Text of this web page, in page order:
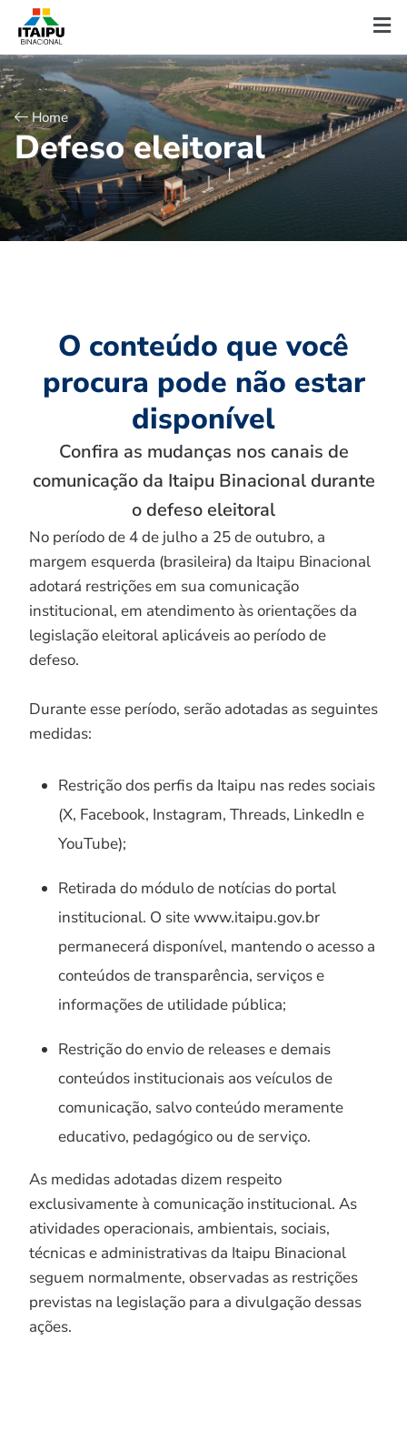
Home
Defeso eleitoral
O conteúdo que você
procura pode não estar
disponível
Confira as mudanças nos canais de
comunicação da Itaipu Binacional durante
o defeso eleitoral
No período de 4 de julho a 25 de outubro, a
margem esquerda (brasileira) da Itaipu Binacional
adotará restrições em sua comunicação
institucional, em atendimento às orientações da
legislação eleitoral aplicáveis ao período de
defeso.
Durante esse período, serão adotadas as seguintes
medidas:
Restrição dos perfis da Itaipu nas redes sociais
(X, Facebook, Instagram, Threads, LinkedIn e
YouTube);
Retirada do módulo de notícias do portal
institucional. O site www.itaipu.gov.br
permanecerá disponível, mantendo o acesso a
conteúdos de transparência, serviços e
informações de utilidade pública;
Restrição do envio de releases e demais
conteúdos institucionais aos veículos de
comunicação, salvo conteúdo meramente
educativo, pedagógico ou de serviço.
As medidas adotadas dizem respeito
exclusivamente à comunicação institucional. As
atividades operacionais, ambientais, sociais,
técnicas e administrativas da Itaipu Binacional
seguem normalmente, observadas as restrições
previstas na legislação para a divulgação dessas
ações.